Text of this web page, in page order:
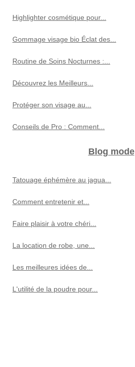
Highlighter cosmétique pour...
Gommage visage bio Éclat des...
Routine de Soins Nocturnes :...
Découvrez les Meilleurs...
Protéger son visage au...
Conseils de Pro : Comment...
Blog mode
Tatouage éphémère au jagua...
Comment entretenir et...
Faire plaisir à votre chéri...
La location de robe, une...
Les meilleures idées de...
L'utilité de la poudre pour...